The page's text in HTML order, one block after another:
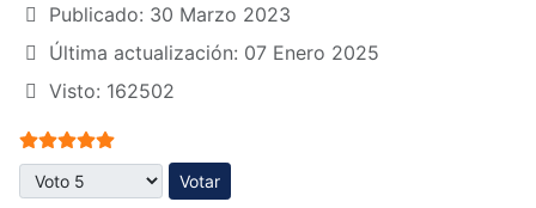
Publicado: 30 Marzo 2023
Última actualización: 07 Enero 2025
Visto: 162502
Ratio:5/5
Por favor, vote